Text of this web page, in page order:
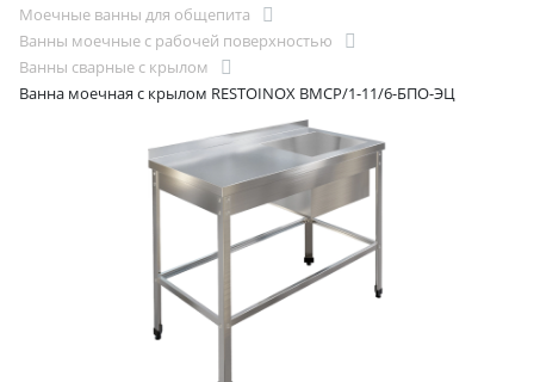
Моечные ванны для общепита
Ванны моечные с рабочей поверхностью
Ванны сварные с крылом
Ванна моечная с крылом RESTOINOX ВМСР/1-11/6-БПО-ЭЦ